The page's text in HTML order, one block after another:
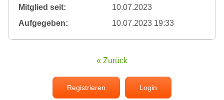
Mitglied seit:
10.07.2023
Aufgegeben:
10.07.2023 19:33
« Zurück
Registrieren Login